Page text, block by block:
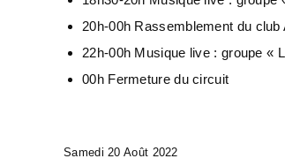
20h-00h Rassemblement du
22h-00h Musique live : groupe «
00h Fermeture du circuit
Samedi 20 Août 2022